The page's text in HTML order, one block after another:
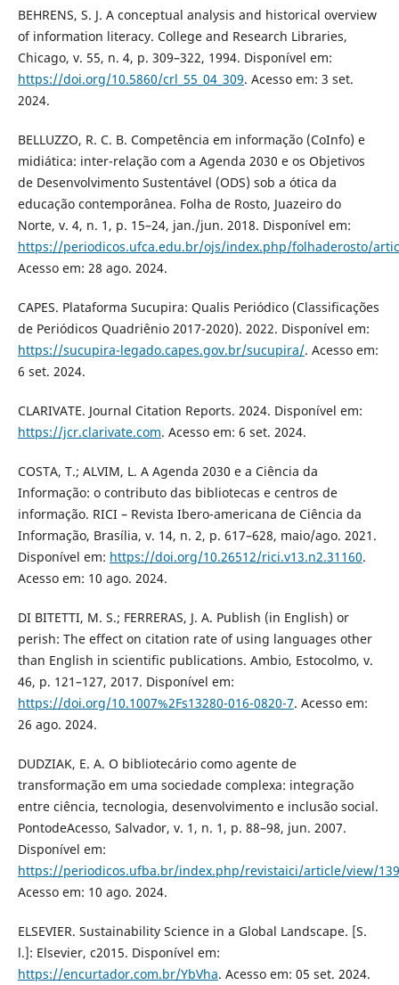
BEHRENS, S. J. A conceptual analysis and historical overview
of information literacy. College and Research Libraries,
Chicago, v. 55, n. 4, p. 309–322, 1994. Disponível em:
https://doi.org/10.5860/crl_55_04_309. Acesso em: 3 set.
2024.
BELLUZZO, R. C. B. Competência em informação (CoInfo) e
midiática: inter-relação com a Agenda 2030 e os Objetivos
de Desenvolvimento Sustentável (ODS) sob a ótica da
educação contemporânea. Folha de Rosto, Juazeiro do
Norte, v. 4, n. 1, p. 15–24, jan./jun. 2018. Disponível em:
https://periodicos.ufca.edu.br/ojs/index.php/folhaderosto/
Acesso em: 28 ago. 2024.
CAPES. Plataforma Sucupira: Qualis Periódico (Classificações
de Periódicos Quadriênio 2017-2020). 2022. Disponível em:
https://sucupira-legado.capes.gov.br/sucupira/. Acesso em:
6 set. 2024.
CLARIVATE. Journal Citation Reports. 2024. Disponível em:
https://jcr.clarivate.com. Acesso em: 6 set. 2024.
COSTA, T.; ALVIM, L. A Agenda 2030 e a Ciência da
Informação: o contributo das bibliotecas e centros de
informação. RICI – Revista Ibero-americana de Ciência da
Informação, Brasília, v. 14, n. 2, p. 617–628, maio/ago. 2021.
Disponível em: https://doi.org/10.26512/rici.v13.n2.31160.
Acesso em: 10 ago. 2024.
DI BITETTI, M. S.; FERRERAS, J. A. Publish (in English) or
perish: The effect on citation rate of using languages other
than English in scientific publications. Ambio, Estocolmo, v.
46, p. 121–127, 2017. Disponível em:
https://doi.org/10.1007%2Fs13280-016-0820-7. Acesso em:
26 ago. 2024.
DUDZIAK, E. A. O bibliotecário como agente de
transformação em uma sociedade complexa: integração
entre ciência, tecnologia, desenvolvimento e inclusão social.
PontodeAcesso, Salvador, v. 1, n. 1, p. 88–98, jun. 2007.
Disponível em:
https://periodicos.ufba.br/index.php/revistaici/article/view/
Acesso em: 10 ago. 2024.
ELSEVIER. Sustainability Science in a Global Landscape. [S.
l.]: Elsevier, c2015. Disponível em:
https://encurtador.com.br/YbVha. Acesso em: 05 set. 2024.